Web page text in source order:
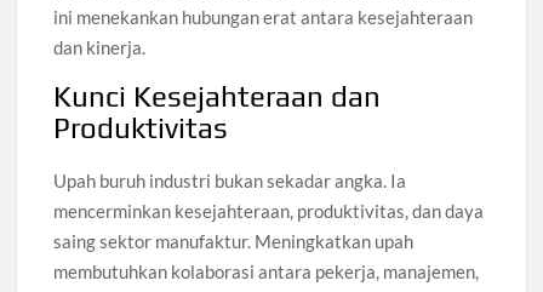
ini menekankan hubungan erat antara kesejahteraan
dan kinerja.
Kunci Kesejahteraan dan
Produktivitas
Upah buruh industri bukan sekadar angka. Ia
mencerminkan kesejahteraan, produktivitas, dan daya
saing sektor manufaktur. Meningkatkan upah
membutuhkan kolaborasi antara pekerja, manajemen,